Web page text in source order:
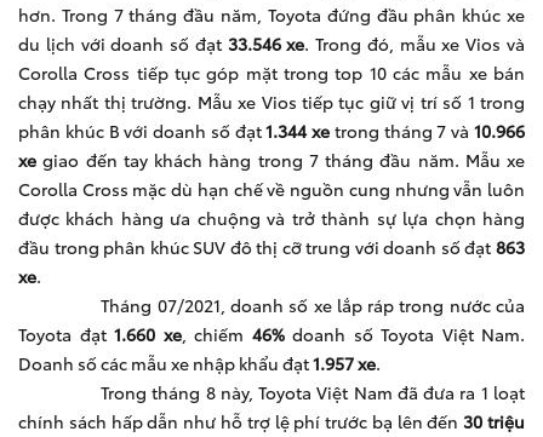
hơn. Trong 7 tháng đầu năm, Toyota đứng đầu phân khúc xe
du lịch với doanh số đạt 33.546 xe. Trong đó, mẫu xe Vios và
Corolla Cross tiếp tục góp mặt trong top 10 các mẫu xe bán
chạy nhất thị trường. Mẫu xe Vios tiếp tục giữ vị trí số 1 trong
phân khúc B với doanh số đạt1.344 xe trong tháng 7 và10.966
xe giao đến tay khách hàng trong 7 tháng đầu năm. Mẫu xe
Corolla Cross mặc dù hạn chế về nguồn cung nhưng vẫn luôn
được khách hàng ưa chuộng và trở thành sự lựa chọn hàng
đầu trong phân khúc SUV đô thị cỡ trung với doanh số đạt 863
xe.
Tháng 07/2021, doanh số xe lắp ráp trong nước của
Toyota đạt 1.660 xe, chiếm 46%doanh số Toyota Việt Nam.
Doanh số các mẫu xe nhập khẩu đạt1.957xe.
Trong tháng 8 này, Toyota Việt Nam đã đưa ra 1 loạt
chính sách hấp dẫn như hỗ trợ lệ phí trước bạ lên đến30 triệu